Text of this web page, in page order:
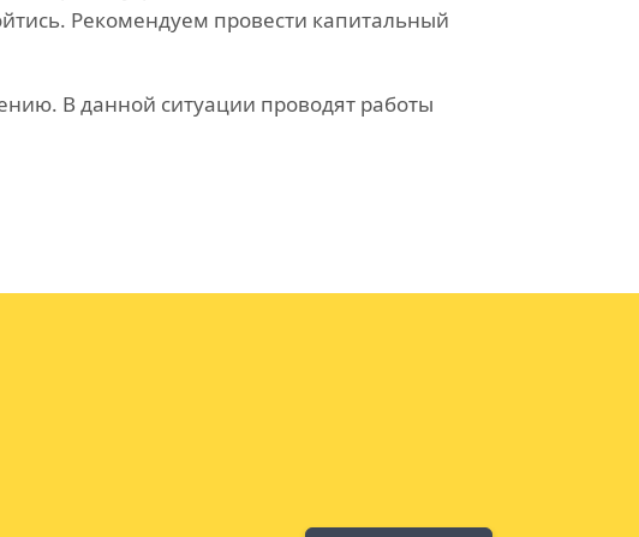
Рекомендуем провести капитальный
В данной ситуации проводят работы